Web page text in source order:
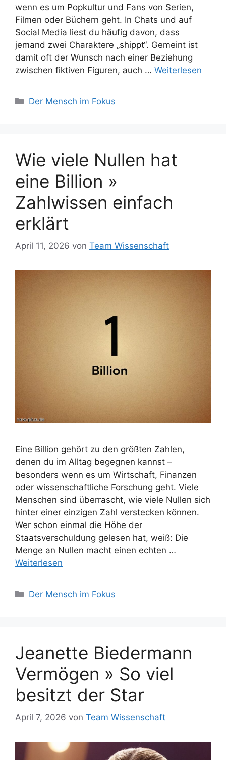
wenn es um Popkultur und Fans von Serien,
Filmen oder Büchern geht. In Chats und auf
Social Media liest du häufig davon, dass
jemand zwei Charaktere „shippt“. Gemeint ist
damit oft der Wunsch nach einer Beziehung
zwischen fiktiven Figuren, auch … Weiterlesen
Kategorien
Der Mensch im Fokus
Wie viele Nullen hat
eine Billion »
Zahlwissen einfach
erklärt
April 11, 2026 von Team Wissenschaft
Eine Billion gehört zu den größten Zahlen,
denen du im Alltag begegnen kannst –
besonders wenn es um Wirtschaft, Finanzen
oder wissenschaftliche Forschung geht. Viele
Menschen sind überrascht, wie viele Nullen sich
hinter einer einzigen Zahl verstecken können.
Wer schon einmal die Höhe der
Staatsverschuldung gelesen hat, weiß: Die
Menge an Nullen macht einen echten …
Weiterlesen
Kategorien
Der Mensch im Fokus
Jeanette Biedermann
Vermögen » So viel
besitzt der Star
April 7, 2026 von Team Wissenschaft